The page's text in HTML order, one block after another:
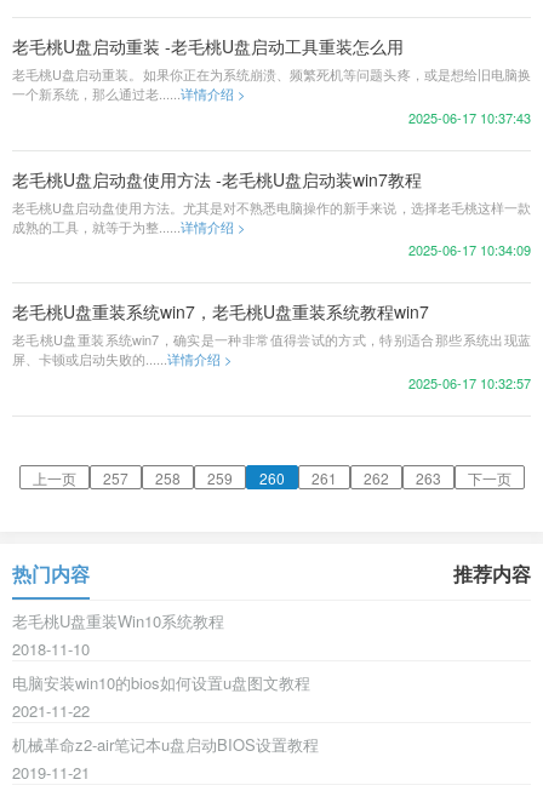
老毛桃U盘启动重装 -老毛桃U盘启动工具重装怎么用
老毛桃U盘启动重装。如果你正在为系统崩溃、频繁死机等问题头疼，或是想给旧电脑换
一个新系统，那么通过老......详情介绍 >
2025-06-17 10:37:43
老毛桃U盘启动盘使用方法 -老毛桃U盘启动装win7教程
老毛桃U盘启动盘使用方法。尤其是对不熟悉电脑操作的新手来说，选择老毛桃这样一款
成熟的工具，就等于为整...... 详情介绍 >
2025-06-17 10:34:09
老毛桃U盘重装系统win7，老毛桃U盘重装系统教程win7
老毛桃U盘重装系统win7，确实是一种非常值得尝试的方式，特别适合那些系统出现蓝
屏、卡顿或启动失败的......详情介绍 >
2025-06-17 10:32:57
上一页 257 258 259 260 261 262 263 下一页
热门内容 推荐内容
老毛桃U盘重装Win10系统教程
2018-11-10
电脑安装win10的bios如何设置u盘图文教程
2021-11-22
机械革命z2-air笔记本u盘启动BIOS设置教程
2019-11-21